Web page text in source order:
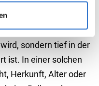
finden Sie
ist eine, in der
und nicht als
sondern tief in der
ist. In einer solchen
Herkunft, Alter oder